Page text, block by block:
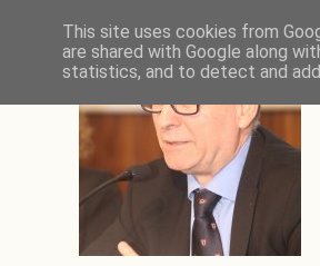
This site uses cookies from
are shared with Google along
statistics, and to detect and